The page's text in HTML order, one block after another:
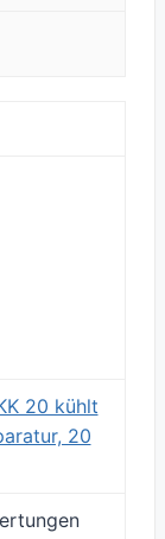
20 kühlt
20